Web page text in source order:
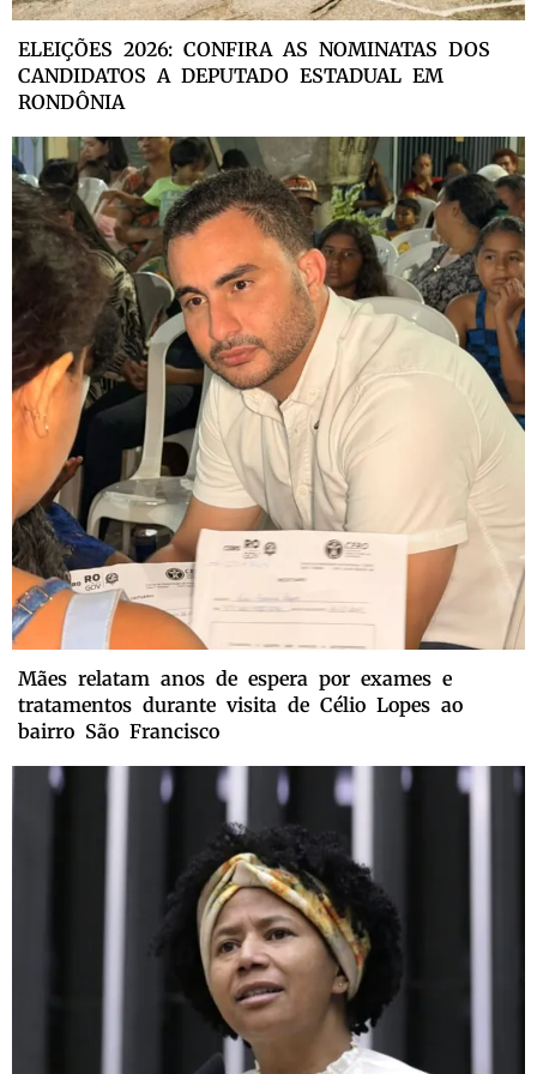
ELEIÇÕES 2026: CONFIRA AS NOMINATAS DOS
CANDIDATOS A DEPUTADO ESTADUAL EM
RONDÔNIA
Mães relatam anos de espera por exames e
tratamentos durante visita de Célio Lopes ao
bairro São Francisco